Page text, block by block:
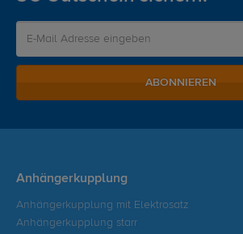
ABONNIEREN
Anhängerkupplung
Anhängerkupplung mit Elektrosatz
Anhängerkupplung starr